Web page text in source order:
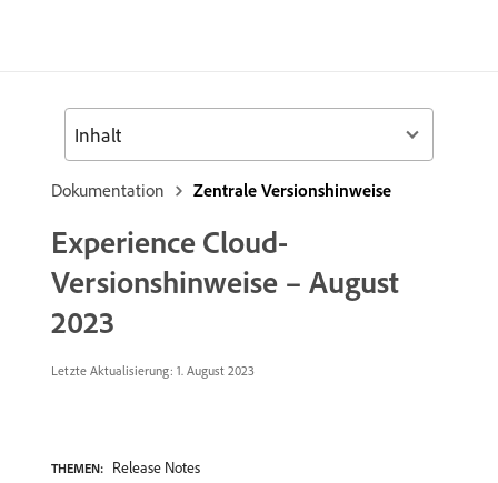
Dokumentation Zentrale Versionshinweise
Experience Cloud-
Versionshinweise – August
2023
Letzte Aktualisierung: 1. August 2023
THEMEN: Release Notes
Inhalt